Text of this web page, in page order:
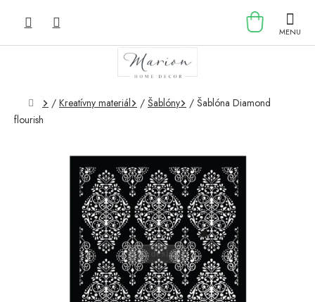
KOŠÍK
Domov
/ Kreatívny materiál / Šablóny / Šablóna Diamond
flourish